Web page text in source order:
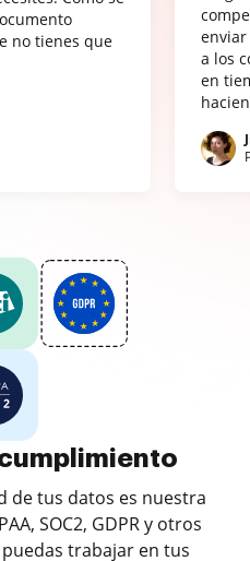
no tienes que
a los
en
de tus datos es nuestra
SOC2, GDPR y otros
trabajar en tus